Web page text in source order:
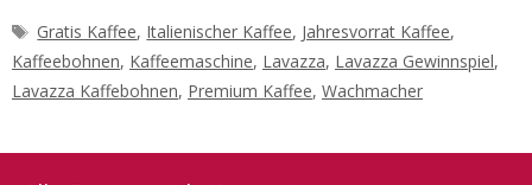
Schlagwörter
Gratis Kaffee, Italienischer Kaffee, Jahresvorrat Kaffee,
Kaffeebohnen, Kaffeemaschine, Lavazza, Lavazza Gewinnspiel,
Lavazza Kaffebohnen, Premium Kaffee, Wachmacher